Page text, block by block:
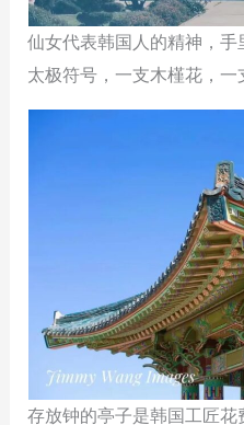
仙女代表韩国人的精神，
太极符号，一支木槿花，一
存放钟的亭子是韩国工匠花